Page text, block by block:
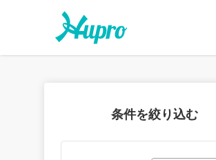
条件を絞り込む